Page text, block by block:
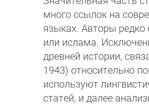
мно­го ссылок на
языках. Авторы
или ислама.
древней истории,
1943) относительно
используют
статей, и далее